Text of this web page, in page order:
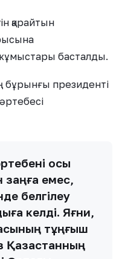
қарайтын
басталды.
бұрынғы президенті
осы
емес,
белгілеу
келді. Яғни,
тұңғыш
Қазақстанның